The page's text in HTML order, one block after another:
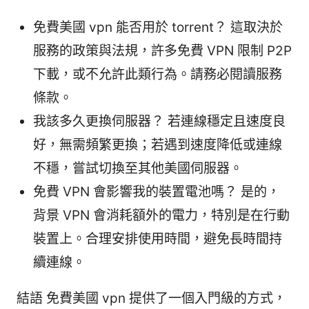
免費美國 vpn 能否用於 torrent？ 這取決於
服務的政策與法規，許多免費 VPN 限制 P2P
下載，或不允許此類行為。請務必閱讀服務
條款。
我該多久更換伺服器？ 若連線穩定且速度良
好，無需頻繁更換；若遇到速度降低或連線
不穩，嘗試切換至其他美國伺服器。
免費 VPN 會影響我的裝置電池嗎？ 是的，
背景 VPN 會消耗額外的電力，特別是在行動
裝置上。合理安排使用時間，避免長時間持
續連線。
結語 免費美國 vpn 提供了一個入門級的方式，